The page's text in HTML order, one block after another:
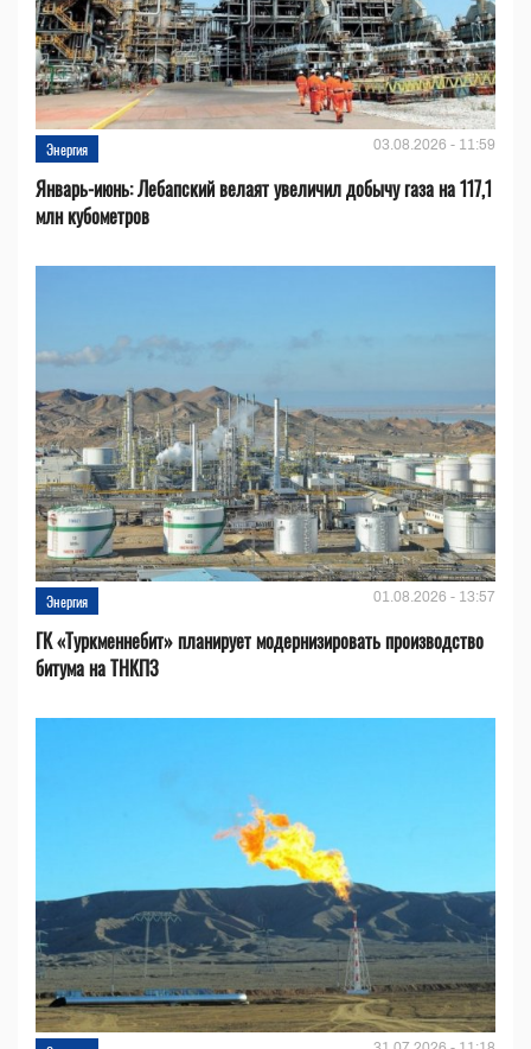
Энергия 03.08.2026 - 11:59
Январь-июнь: Лебапский велаят увеличил добычу газа на 117,1
млн кубометров
Энергия 01.08.2026 - 13:57
ГК «Туркменнебит» планирует модернизировать производство
битума на ТНКПЗ